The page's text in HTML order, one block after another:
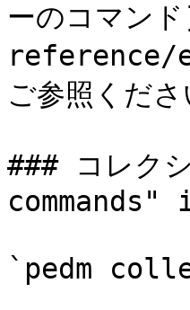
ーのコマン
reference/
ご参照くださ
### コレク
`pedm